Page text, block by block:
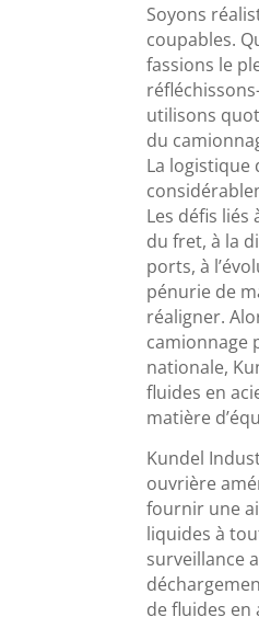
Soyons
coupables.
fassions le
utilisons
du
La logistique
Les défis
du fret, à la
ports, à
pénurie de
réaligner.
camionnage
nationale,
fluides en
matière
Kundel
ouvrière
fournir une
liquides à
surveillance
de fluides en